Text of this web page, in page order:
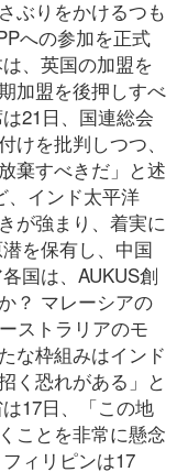
ぶりをかけるつも
への参加を正式
、英国の加盟を
加盟を後押しすべ
21日、国連総会
を批判しつつ、
棄すべきだ」と述
、インド太平洋
が強まり、着実に
を保有し、中国
国は、AUKUS創
？ マレーシアの
ストラリアのモ
な枠組みはインド
く恐れがある」と
17日、「この地
ことを非常に懸念
ィリピンは17